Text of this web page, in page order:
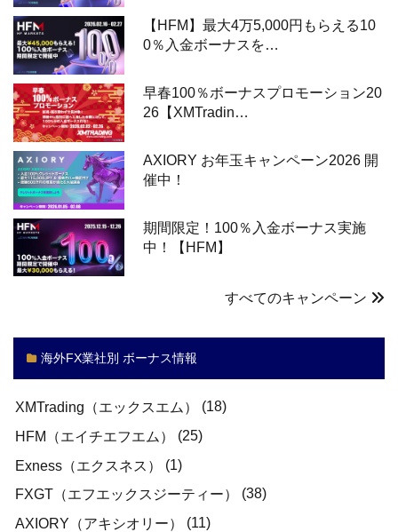
【HFM】最大4万5,000円もらえる10
0％入金ボーナスを…
早春100％ボーナスプロモーション20
26【XMTradin…
AXIORY お年玉キャンペーン2026 開
催中！
期間限定！100％入金ボーナス実施
中！【HFM】
すべてのキャンペーン
海外FX業社別 ボーナス情報
XMTrading（エックスエム）
(18)
HFM（エイチエフエム）
(25)
Exness（エクスネス）
(1)
FXGT（エフエックスジーティー）
(38)
AXIORY（アキシオリー）
(11)